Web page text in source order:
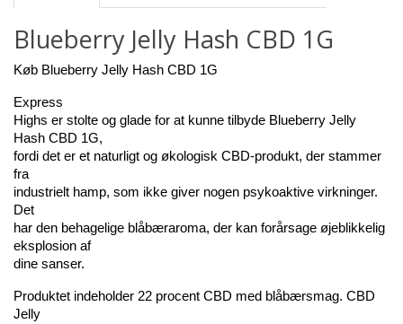
Blueberry Jelly Hash CBD 1G
Køb Blueberry Jelly Hash CBD 1G
Express
Highs er stolte og glade for at kunne tilbyde Blueberry Jelly
Hash CBD 1G,
fordi det er et naturligt og økologisk CBD-produkt, der stammer
fra
industrielt hamp, som ikke giver nogen psykoaktive virkninger.
Det
har den behagelige blåbæraroma, der kan forårsage øjeblikkelig
eksplosion af
dine sanser.
Produktet indeholder 22 procent CBD med blåbærsmag. CBD
Jelly